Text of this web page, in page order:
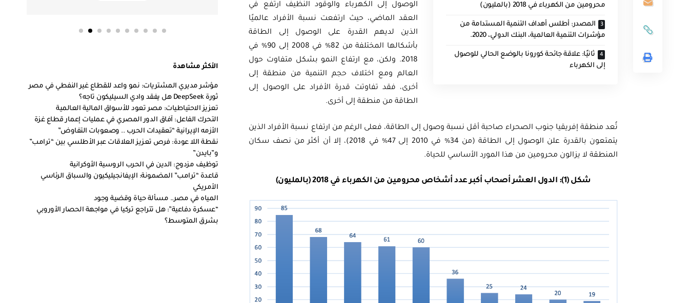
محرومين من الكهرباء في 2018 (بالمليون)
المصدر: أطلس أهداف التنمية المستدامة من
مؤشرات التنمية العالمية، البنك الدولي، 2020.
ثانيًا: علاقة جائحة كورونا بالوضع الحالي للوصول
إلى الكهرباء
الوصول إلى الكهرباء والوقود النظيف ارتفع في
العقد الماضي، حيث ارتفعت نسبة الأفراد عالميًا
الذين لديهم القدرة على الوصول إلى الطاقة
بأشكالها المختلفة من 82% في 2008 إلى 90% في
2018. ولكن، مع ارتفاع النمو بشكل متفاوت حول
العالم ومع اختلاف حجم التنمية من منطقة إلى
أخرى، فقد تفاوتت قدرة الأفراد على الوصول إلى
الطاقة من منطقة إلى أخرى.
تُعد منطقة إفريقيا جنوب الصحراء صاحبة أقل نسبة وصول إلى الطاقة، فعلى الرغم من ارتفاع نسبة الأفراد الذين
يتمتعون بالقدرة علن الوصول إلى الطاقة (من 34% في 2010 إلى 47% في 2018)، إلا أن أكثر من نصف سكان
المنطقة لا يزالون محرومين من هذا المورد الأساسي للحياة.
شكل (1): الدول العشر أصحاب أكبر عدد أشخاص محرومين من الكهرباء في 2018 (بالمليون)
الأكثر مشاهدة
مؤشر مديري المشتريات: نمو واعد للقطاع غير النفطي في مصر
ثورة DeepSeek هل يفقد وادي السيليكون تاجه؟
تعزيز الاحتياطيات: مصر تعود للأسواق المالية العالمية
التحرك الفاعل: آفاق الدور المصري في عمليات إعمار قطاع غزة
الأزمه الإيرانية “تعقيدات الحرب .. وصعوبات التفاوض”
نقطة اللا عودة: فرص تعزيز العلاقات عبر الأطلسي بين “ترامب”
و”بايدن”
توظيف مزدوج: الدين في الحرب الروسية الأوكرانية
قاعدة “ترامب” المضمونة: الإيفانجيليكيون والسباق الرئاسي
الأمريكي
المياه في مصر.. مسألة حياة وقضية وجود
“عسكرة دفاعية”: هل تتراجع تركيا في مواجهة الحصار الأوروبي
بشرق المتوسط؟